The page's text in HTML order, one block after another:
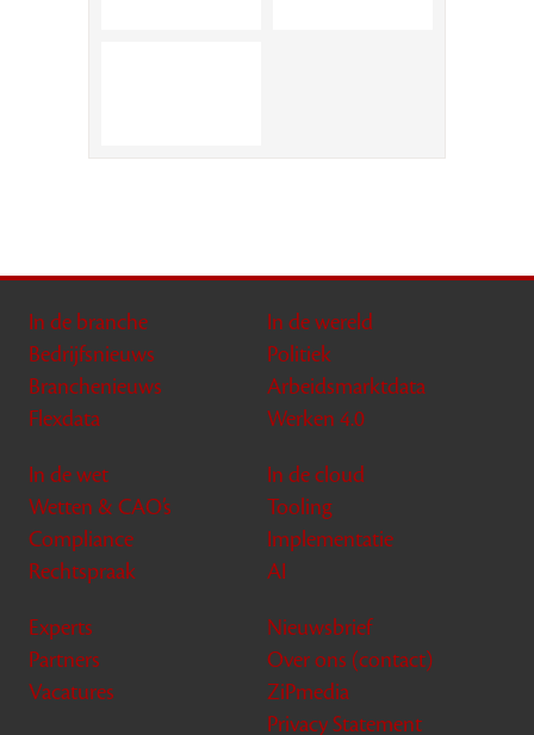
In de branche
Bedrijfsnieuws
Branchenieuws
Flexdata
In de wereld
Politiek
Arbeidsmarktdata
Werken 4.0
In de wet
Wetten & CAO’s
Compliance
Rechtspraak
In de cloud
Tooling
Implementatie
AI
Experts
Partners
Vacatures
Nieuwsbrief
Over ons (contact)
ZiPmedia
Privacy Statement